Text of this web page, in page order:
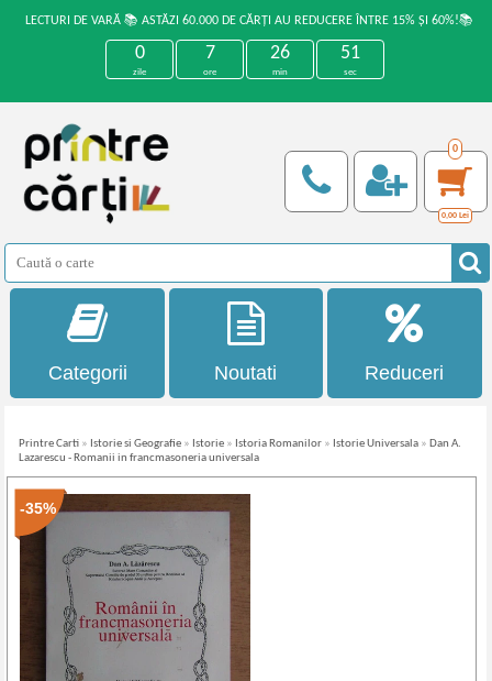
LECTURI DE VARĂ 📚 ASTĂZI 60.000 DE CĂRȚI AU REDUCERE ÎNTRE 15% ȘI 60%!📚
0
zile
7
ore
26
min
50
sec
0
0,00 Lei
Categorii Noutati Reduceri
Printre Carti » Istorie si Geografie » Istorie » Istoria Romanilor » Istorie Universala » Dan A.
Lazarescu - Romanii in francmasoneria universala
-35%